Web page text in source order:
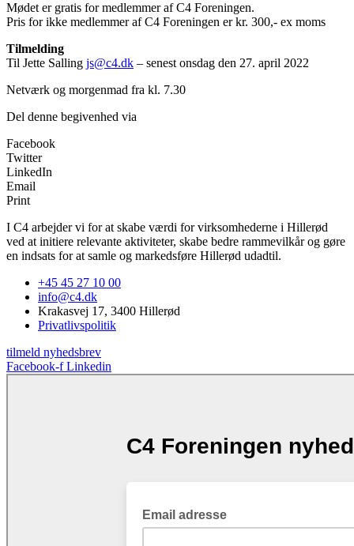
Mødet er gratis for medlemmer af C4 Foreningen.
Pris for ikke medlemmer af C4 Foreningen er kr. 300,- ex moms
Tilmelding
Til Jette Salling js@c4.dk – senest onsdag den 27. april 2022
Netværk og morgenmad fra kl. 7.30
Del denne begivenhed via
Facebook
Twitter
LinkedIn
Email
Print
I C4 arbejder vi for at skabe værdi for virksomhederne i Hillerød
ved at initiere relevante aktiviteter, skabe bedre rammevilkår og gøre
en indsats for at samle og markedsføre Hillerød udadtil.
+45 45 27 10 00
info@c4.dk
Krakasvej 17, 3400 Hillerød
Privatlivspolitik
tilmeld nyhedsbrev
Facebook-f Linkedin